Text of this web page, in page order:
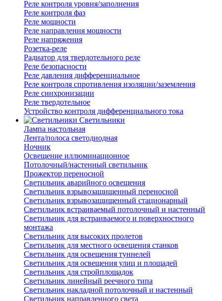
Реле контроля уровня/заполнения
Реле контроля фаз
Реле мощности
Реле направления мощности
Реле напряжения
Розетка-реле
Радиатор для твердотельного реле
Реле безопасности
Реле давления дифференциальное
Реле контроля спротивления изоляции/заземления
Реле синхронизации
Реле твердотельное
Устройство контроля дифференциального тока
Светильники
Лампа настольная
Лента/полоса светодиодная
Ночник
Освещение иллюминационное
Потолочный/настенный светильник
Прожектор переносной
Светильник аварийного освещения
Светильник взрывозащищенный переносной
Светильник взрывозащищенный стационарный
Светильник встраиваемый потолочный и настенный
Светильник для встраиваемого и поверхностного
монтажа
Светильник для высоких пролетов
Светильник для местного освещения станков
Светильник для освещения туннелей
Светильник для освещения улиц и площадей
Светильник для стройплощадок
Светильник линейный реечного типа
Светильник накладной потолочный и настенный
Светильник направленного света